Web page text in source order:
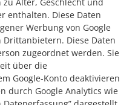
Alter, Geschlecht und
enthalten. Diese Daten
Werbung von Google
Drittanbietern. Diese Daten
zugeordnet werden. Sie
über die
Google-Konto deaktivieren
durch Google Analytics wie